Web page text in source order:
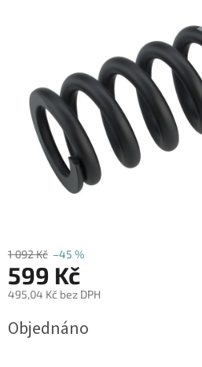
1 092 Kč –45 %
599 Kč
495,04 Kč bez DPH
cena:
Objednáno